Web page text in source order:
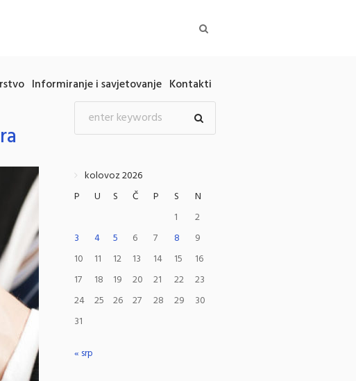
Informiranje i savjetovanje Kontakti
kolovoz 2026
P
U S Č P S
N
1
2
3
4 5 6 7 8
9
10
11 12 13 14 15
16
17
18 19 20 21 22
23
24
25 26 27 28 29
30
31
« srp